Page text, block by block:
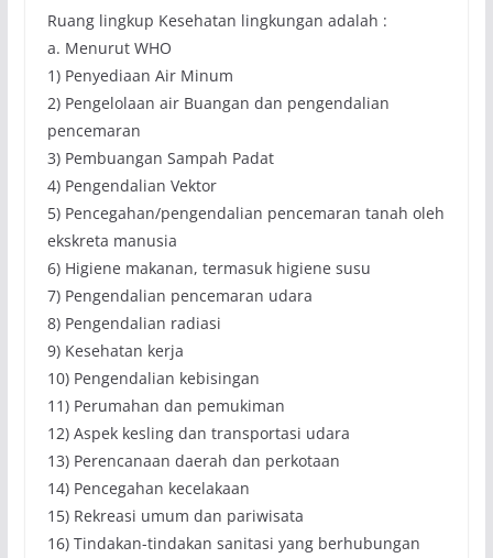
Ruang lingkup Kesehatan lingkungan adalah :
a. Menurut WHO
1) Penyediaan Air Minum
2) Pengelolaan air Buangan dan pengendalian
pencemaran
3) Pembuangan Sampah Padat
4) Pengendalian Vektor
5) Pencegahan/pengendalian pencemaran tanah oleh
ekskreta manusia
6) Higiene makanan, termasuk higiene susu
7) Pengendalian pencemaran udara
8) Pengendalian radiasi
9) Kesehatan kerja
10) Pengendalian kebisingan
11) Perumahan dan pemukiman
12) Aspek kesling dan transportasi udara
13) Perencanaan daerah dan perkotaan
14) Pencegahan kecelakaan
15) Rekreasi umum dan pariwisata
16) Tindakan-tindakan sanitasi yang berhubungan